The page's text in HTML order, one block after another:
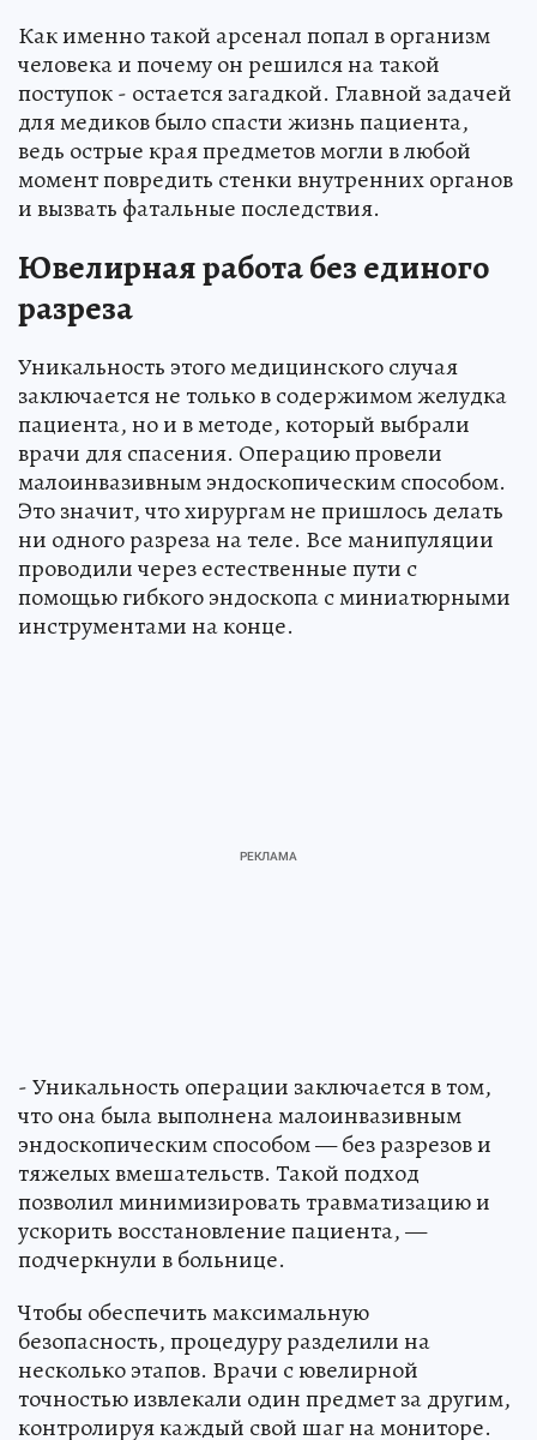
Как именно такой арсенал попал в организм
человека и почему он решился на такой
поступок - остается загадкой. Главной задачей
для медиков было спасти жизнь пациента,
ведь острые края предметов могли в любой
момент повредить стенки внутренних органов
и вызвать фатальные последствия.
Ювелирная работа без единого
разреза
Уникальность этого медицинского случая
заключается не только в содержимом желудка
пациента, но и в методе, который выбрали
врачи для спасения. Операцию провели
малоинвазивным эндоскопическим способом.
Это значит, что хирургам не пришлось делать
ни одного разреза на теле. Все манипуляции
проводили через естественные пути с
помощью гибкого эндоскопа с миниатюрными
инструментами на конце.
- Уникальность операции заключается в том,
что она была выполнена малоинвазивным
эндоскопическим способом — без разрезов и
тяжелых вмешательств. Такой подход
позволил минимизировать травматизацию и
ускорить восстановление пациента, —
подчеркнули в больнице.
Чтобы обеспечить максимальную
безопасность, процедуру разделили на
несколько этапов. Врачи с ювелирной
точностью извлекали один предмет за другим,
контролируя каждый свой шаг на мониторе.